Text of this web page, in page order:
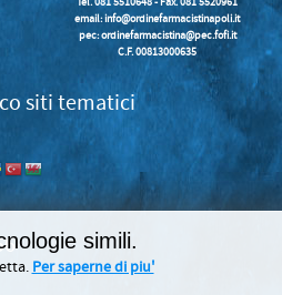
email:info@ordinefarmacistinapoli.it
pec: ordinefarmacistina@pec.fofi.it
C.F. 00813000635
siti tematici
simili.
Per saperne di piu'